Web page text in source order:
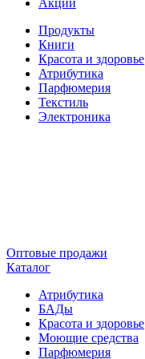
Акции
Продукты
Книги
Красота и здоровье
Атрибутика
Парфюмерия
Текстиль
Электроника
Оптовые продажи
Каталог
Атрибутика
БАДы
Красота и здоровье
Моющие средства
Парфюмерия